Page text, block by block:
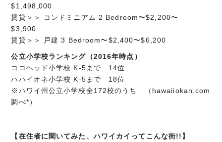
$1,498,000
賃貸＞＞ コンドミニアム 2 Bedroom〜$2,200〜
$3,900
賃貸＞＞ 戸建 3 Bedroom〜$2,400〜$6,200
公立小学校ランキング（2016年時点）
ココヘッド小学校 K-5まで 14位
ハハイオネ小学校 K-5まで 18位
※ハワイ州公立小学校全172校のうち （hawaiiokan.com
調べ*）
【在住者に聞いてみた、ハワイカイってこんな街!!】